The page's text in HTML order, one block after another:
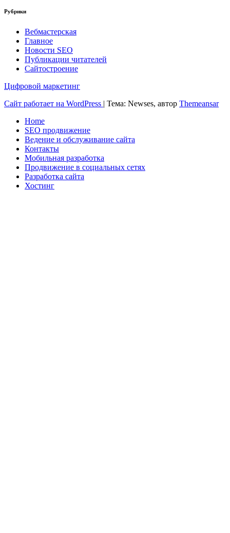
Рубрики
Вебмастерская
Главное
Новости SEO
Публикации читателей
Сайтостроение
Цифровой маркетинг
Сайт работает на WordPress | Тема: Newses, автор Themeansar
Home
SEO продвижение
Ведение и обслуживание сайта
Контакты
Мобильная разработка
Продвижение в социальных сетях
Разработка сайта
Хостинг